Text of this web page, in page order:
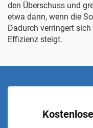
den Überschuss und
etwa dann, wenn die
Dadurch verringert
Effizienz steigt.